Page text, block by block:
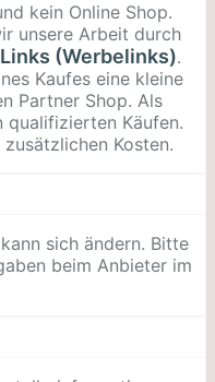
kein Online Shop.
unsere Arbeit durch
(Werbelinks).
Kaufes eine kleine
Partner Shop. Als
qualifizierten Käufen.
Kosten.
sich ändern. Bitte
beim Anbieter im